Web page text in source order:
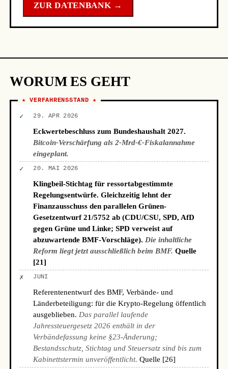
ZUR DATENBANK →
WORUM ES GEHT
★ VERFAHRENSSTAND ★
✓ 29. APR 2026
Eckwertebeschluss zum Bundeshaushalt 2027.
Bitcoin-Verschärfung als 2-Mrd-€-Fiskalannahme
eingeplant.
✓ 20. MAI 2026
Klingbeil-Stichtag für ressortabgestimmte
Regelungsentwürfe. Gleichzeitig lehnt der
Finanzausschuss den parallelen Grünen-
Gesetzentwurf 21/5752 ab (CDU/CSU, SPD, AfD
gegen Grüne und Linke; SPD verweist auf
abzuwartende BMF-Vorschläge). Die inhaltliche
Reform liegt jetzt ausschließlich beim BMF. Quelle
[21]
✗ JUNI
Referentenentwurf des BMF, Verbände- und
Länderbeteiligung: für die Krypto-Regelung öffentlich
ausgeblieben. Das parallel laufende
Jahressteuergesetz 2026 enthält in der
Verbändefassung keine §23-Änderung;
Bestandsschutz, Stichtag und Steuersatz sind bis zum
Kabinettstermin unveröffentlicht. Quelle [26]